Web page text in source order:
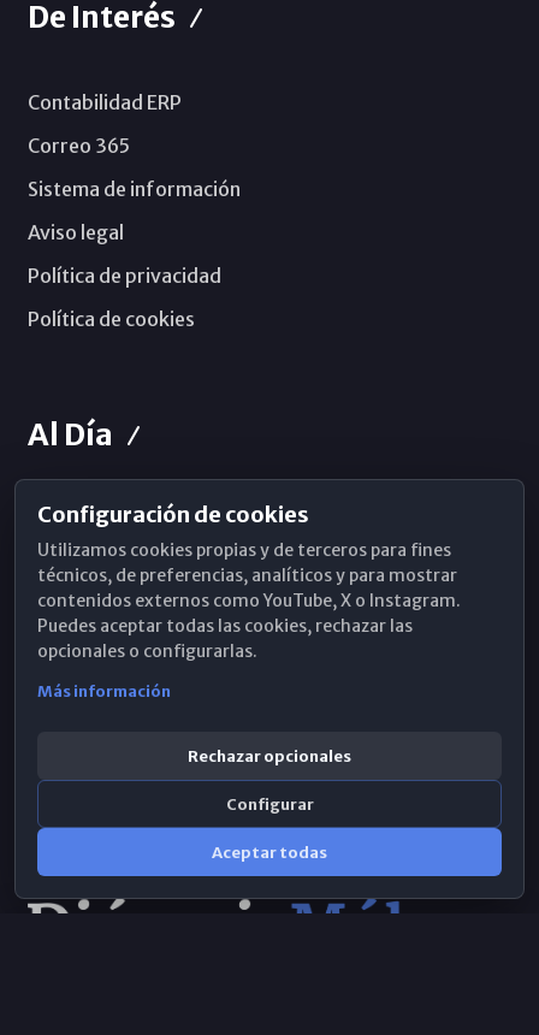
De Interés
Contabilidad ERP
Correo 365
Sistema de información
Aviso legal
Política de privacidad
Política de cookies
Al Día
Horarios de Misa
Hemeroteca
WhatsApp
Configuración de cookies
Utilizamos cookies propias y de terceros para fines
técnicos, de preferencias, analíticos y para mostrar
contenidos externos como YouTube, X o Instagram.
Puedes aceptar todas las cookies, rechazar las
opcionales o configurarlas.
Más información
Rechazar opcionales
Configurar
Aceptar todas